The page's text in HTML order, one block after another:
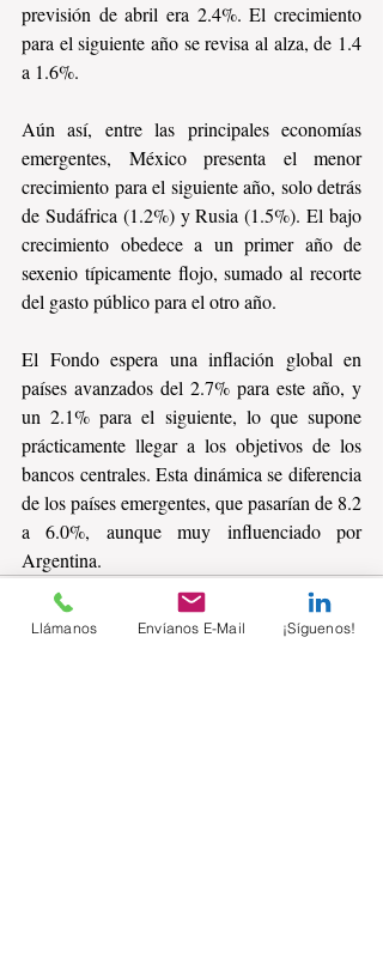
previsión de abril era 2.4%. El crecimiento
para el siguiente año se revisa al alza, de 1.4
a 1.6%.
Aún así, entre las principales economías
emergentes, México presenta el menor
crecimiento para el siguiente año, solo detrás
de Sudáfrica (1.2%) y Rusia (1.5%). El bajo
crecimiento obedece a un primer año de
sexenio típicamente flojo, sumado al recorte
del gasto público para el otro año.
El Fondo espera una inflación global en
países avanzados del 2.7% para este año, y
un 2.1% para el siguiente, lo que supone
prácticamente llegar a los objetivos de los
bancos centrales. Esta dinámica se diferencia
de los países emergentes, que pasarían de 8.2
a 6.0%, aunque muy influenciado por
Argentina.
Llámanos Envíanos E-Mail ¡Síguenos!